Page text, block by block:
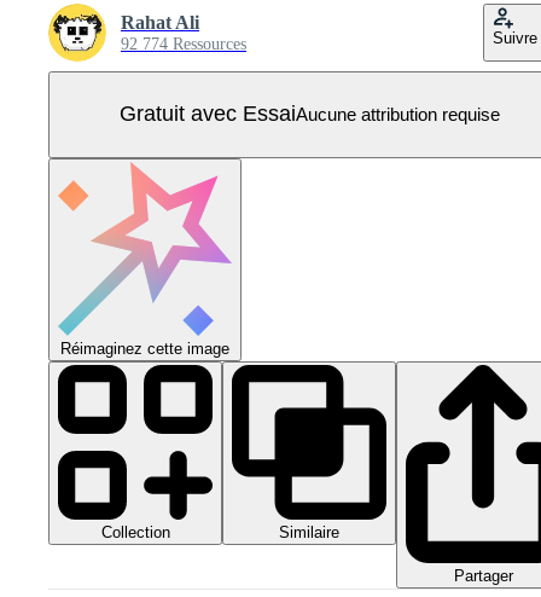
Rahat Ali
92 774 Ressources Suivre
Gratuit avec EssaiAucune attribution requise
Réimaginez cette image
Collection Similaire
Partager